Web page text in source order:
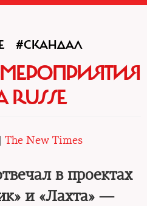
#СКАНДАЛ
RUSSE
The New Times
в проектах
и «Лахта» —